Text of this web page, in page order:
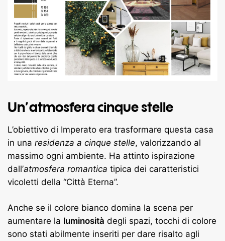
Un’atmosfera cinque stelle
L’obiettivo di Imperato era trasformare questa casa
in una residenza a cinque stelle, valorizzando al
massimo ogni ambiente. Ha attinto ispirazione
dall’atmosfera romantica tipica dei caratteristici
vicoletti della “Città Eterna”.
Anche se il colore bianco domina la scena per
aumentare la luminosità degli spazi, tocchi di colore
sono stati abilmente inseriti per dare risalto agli